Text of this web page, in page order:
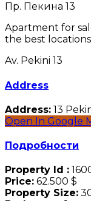
Пр. Пекина 13
Apartment for
the best locations
Av. Pekini 13
Address
Address: 13
Open In Google
Подробности
Property Id :
Price: 62.500 $
Property Size: